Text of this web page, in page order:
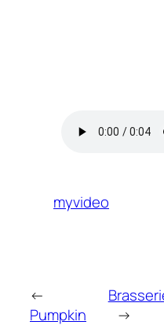
myvideo
←
Pumpkin
→